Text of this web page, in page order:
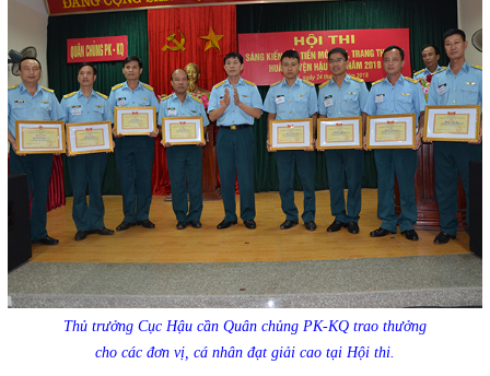
Thủ trưởng Cục Hậu cần Quân chủng PK-KQ trao thưởng
cho các đơn vị, cá nhân đạt giải cao tại Hội thi.